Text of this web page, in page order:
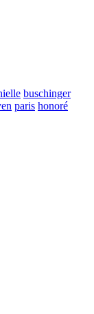
buschinger
paris honoré